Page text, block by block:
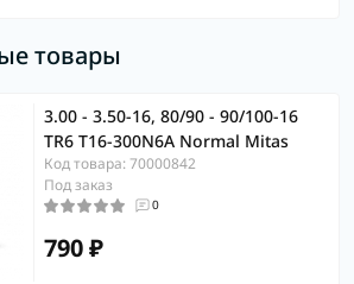
товары
3.00 - 3.50-16, 80/90 - 90/100-16
TR6 T16-300N6A Normal Mitas
Код товара: 70000842
Под заказ
0
790 ₽